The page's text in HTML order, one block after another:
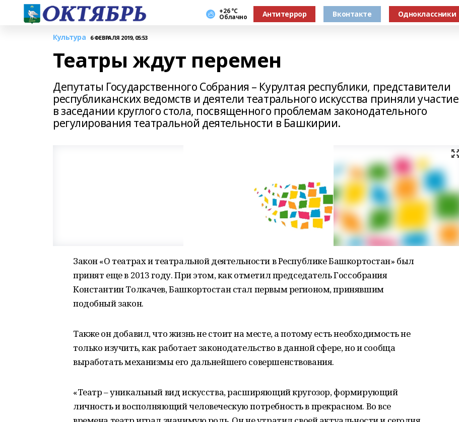
+26 °С
Облачно Антитеррор Вконтакте Одноклассники
Культура 6 ФЕВРАЛЯ 2019, 05:53
Театры ждут перемен
Депутаты Государственного Собрания – Курултая республики, представители
республиканских ведомств и деятели театрального искусства приняли участие
в заседании круглого стола, посвященного проблемам законодательного
регулирования театральной деятельности в Башкирии.
Закон «О театрах и театральной деятельности в Республике Башкортостан» был
принят еще в 2013 году. При этом, как отметил председатель Госсобрания
Константин Толкачев, Башкортостан стал первым регионом, принявшим
подобный закон.
Также он добавил, что жизнь не стоит на месте, а потому есть необходимость не
только изучить, как работает законодательство в данной сфере, но и сообща
выработать механизмы его дальнейшего совершенствования.
«Театр – уникальный вид искусства, расширяющий кругозор, формирующий
личность и восполняющий человеческую потребность в прекрасном. Во все